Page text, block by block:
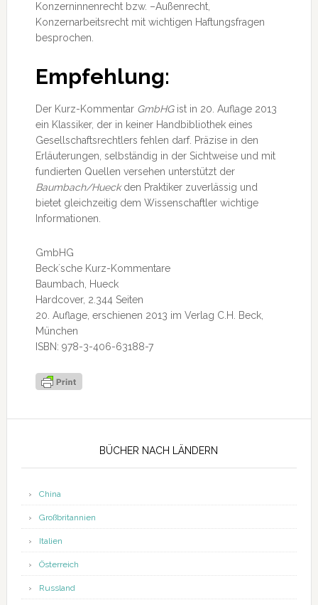
Konzerninnenrecht bzw. –Außenrecht,
Konzernarbeitsrecht mit wichtigen Haftungsfragen
besprochen.
Empfehlung:
Der Kurz-Kommentar GmbHGist in 20. Auflage 2013
ein Klassiker, der in keiner Handbibliothek eines
Gesellschaftsrechtlers fehlen darf. Präzise in den
Erläuterungen, selbständig in der Sichtweise und mit
fundierten Quellen versehen unterstützt der
Baumbach/Hueckden Praktiker zuverlässig und
bietet gleichzeitig dem Wissenschaftler wichtige
Informationen.
GmbHG
Beck´sche Kurz-Kommentare
Baumbach, Hueck
Hardcover, 2.344 Seiten
20. Auflage, erschienen 2013 im Verlag C.H. Beck,
München
ISBN: 978-3-406-63188-7
BÜCHER NACH LÄNDERN
China
Großbritannien
Italien
Österreich
Russland